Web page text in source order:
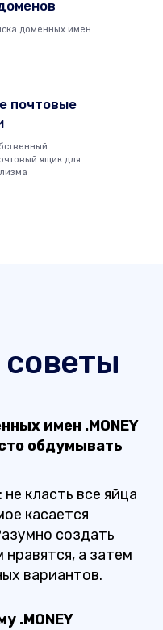
доменных имен
почтовые
ящик для
имен .MONEY
обдумывать
класть все яйца
касается
создать
а затем
вариантов.
.MONEY